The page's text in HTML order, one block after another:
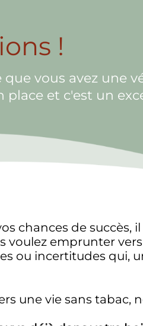
!
vous avez une
place et c'est un
chances de succès,
voulez emprunter
ou incertitudes qui,
une vie sans tabac,